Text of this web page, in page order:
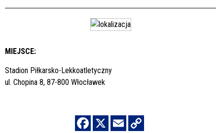
MIEJSCE:
Stadion Piłkarsko-Lekkoatletyczny
ul. Chopina 8, 87-800 Włocławek